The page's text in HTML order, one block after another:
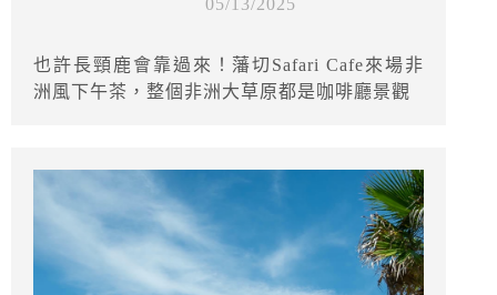
也許長頸鹿會靠過來！藩切Safari Cafe來場非
洲風下午茶，整個非洲大草原都是咖啡廳景觀